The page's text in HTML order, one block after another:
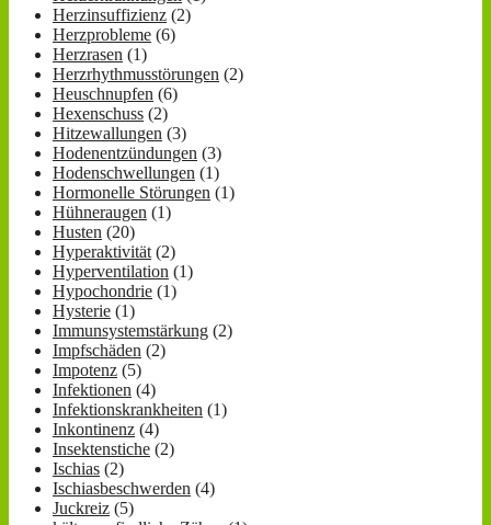
Herzinsuffizienz (2)
Herzprobleme (6)
Herzrasen (1)
Herzrhythmusstörungen (2)
Heuschnupfen (6)
Hexenschuss (2)
Hitzewallungen (3)
Hodenentzündungen (3)
Hodenschwellungen (1)
Hormonelle Störungen (1)
Hühneraugen (1)
Husten (20)
Hyperaktivität(2)
Hyperventilation (1)
Hypochondrie (1)
Hysterie (1)
Immunsystemstärkung (2)
Impfschäden (2)
Impotenz (5)
Infektionen (4)
Infektionskrankheiten (1)
Inkontinenz (4)
Insektenstiche (2)
Ischias (2)
Ischiasbeschwerden (4)
Juckreiz (5)